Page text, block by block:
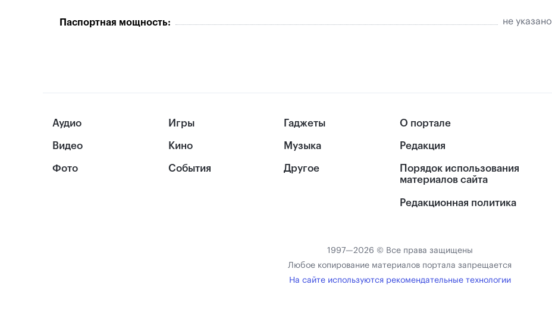
Паспортная мощность: не указано
Аудио
Видео
Фото
Игры
Кино
События
Гаджеты
Музыка
Другое
О портале
Редакция
Порядок использования
материалов сайта
Редакционная политика
1997—2026 © Все права защищены
Любое копирование материалов портала запрещается
На сайте используются рекомендательные технологии